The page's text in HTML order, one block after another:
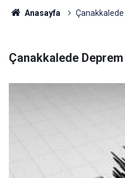
Anasayfa
Çanakkalede